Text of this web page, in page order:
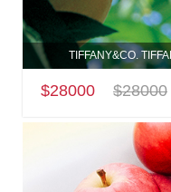
TIFFANY&CO.
$28000 $28000